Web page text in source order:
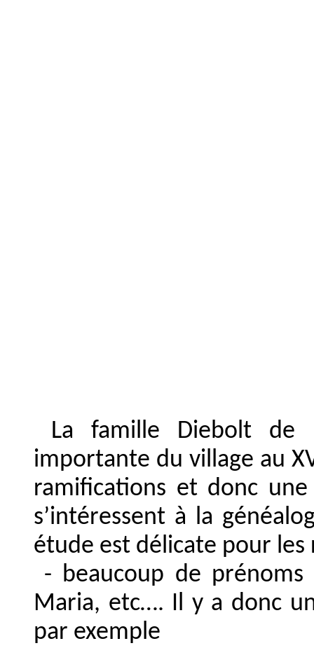
La famille Diebolt de
importante du village au
ramifications et donc
s’intéressent à la
étude est délicate pour les
- beaucoup de
Maria, etc…. Il y a donc
par exemple